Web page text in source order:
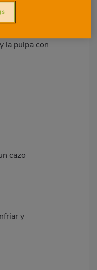
la pulpa con
cazo
y